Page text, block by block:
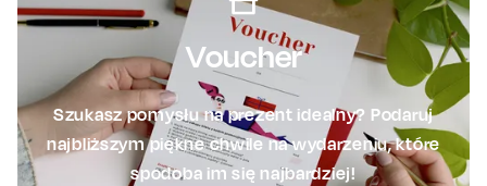
Voucher
Szukasz pomysłu na prezent idealny? Podaruj
najbliższym piękne chwile na wydarzeniu, które
spodoba im się najbardziej!